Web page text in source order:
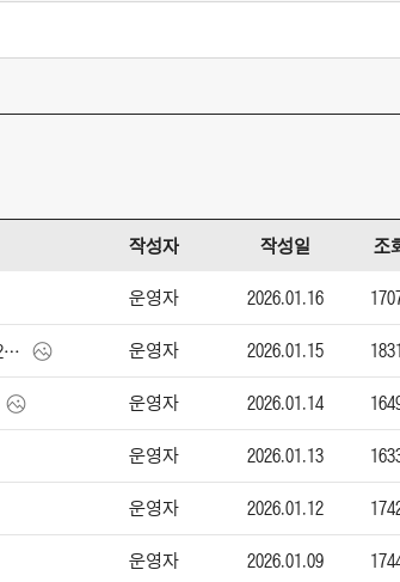
작성자 작성일 조
운영자 2026.01.16
알파 로메오 Giulia Quadrifoglio Luna Rossa (2026) 운영자 2026.01.15
운영자 2026.01.14
운영자 2026.01.13
운영자 2026.01.12
운영자 2026.01.09